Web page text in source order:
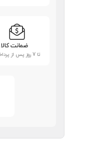
ضمانت کالا
تا 7 روز پس از پرداخت